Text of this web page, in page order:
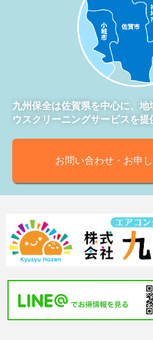
九州保全は佐賀県を中心に、
ウスクリーニングサービスを提
お問い合わせ・お申